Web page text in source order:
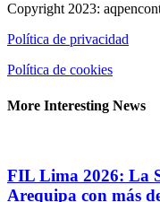
Copyright 2023:
Política de privacidad
Política de cookies
More Interesting News
FIL Lima 2026: La
Arequipa con más